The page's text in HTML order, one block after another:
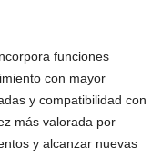
funciones
con mayor
y compatibilidad con
más valorada por
y alcanzar nuevas